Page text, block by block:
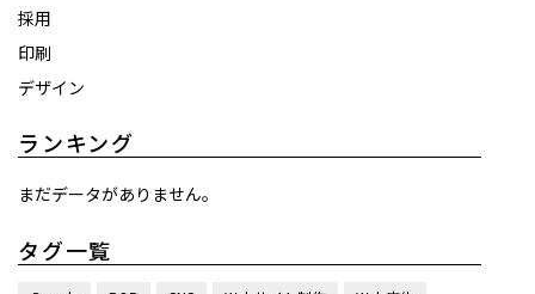
採用
印刷
デザイン
ランキング
まだデータがありません。
タグ一覧